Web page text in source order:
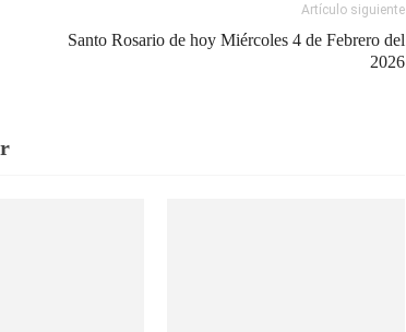
Artículo siguiente
Santo Rosario de hoy Miércoles 4 de Febrero del
2026